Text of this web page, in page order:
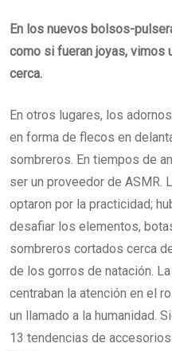
En los nuevos bolsos-
como si fueran joyas, vimos
cerca.
En otros lugares, los
en forma de flecos en
sombreros. En tiempos de
ser un proveedor de ASMR.
optaron por la practicidad;
desafiar los elementos,
sombreros cortados cerca
de los gorros de natación.
centraban la atención en el
un llamado a la humanidad.
13 tendencias de